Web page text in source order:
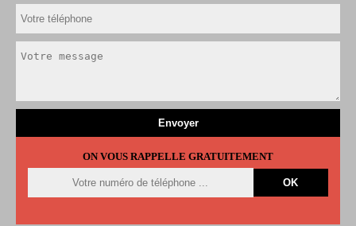
ON VOUS RAPPELLE GRATUITEMENT